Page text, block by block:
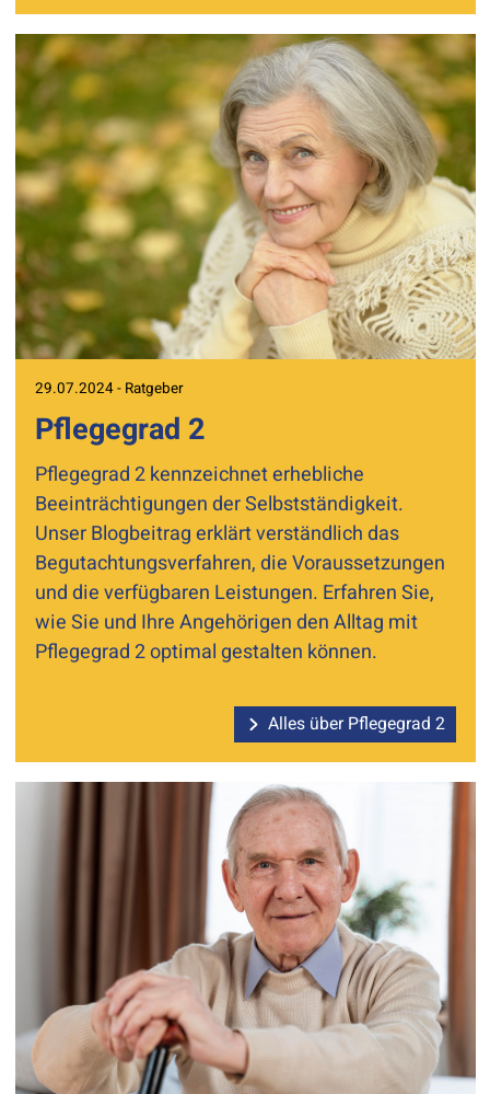
29.07.2024 - Ratgeber
Pflegegrad 2
Pflegegrad 2 kennzeichnet erhebliche
Beeinträchtigungen der Selbstständigkeit.
Unser Blogbeitrag erklärt verständlich das
Begutachtungsverfahren, die Voraussetzungen
und die verfügbaren Leistungen. Erfahren Sie,
wie Sie und Ihre Angehörigen den Alltag mit
Pflegegrad 2 optimal gestalten können.
Alles über Pflegegrad 2